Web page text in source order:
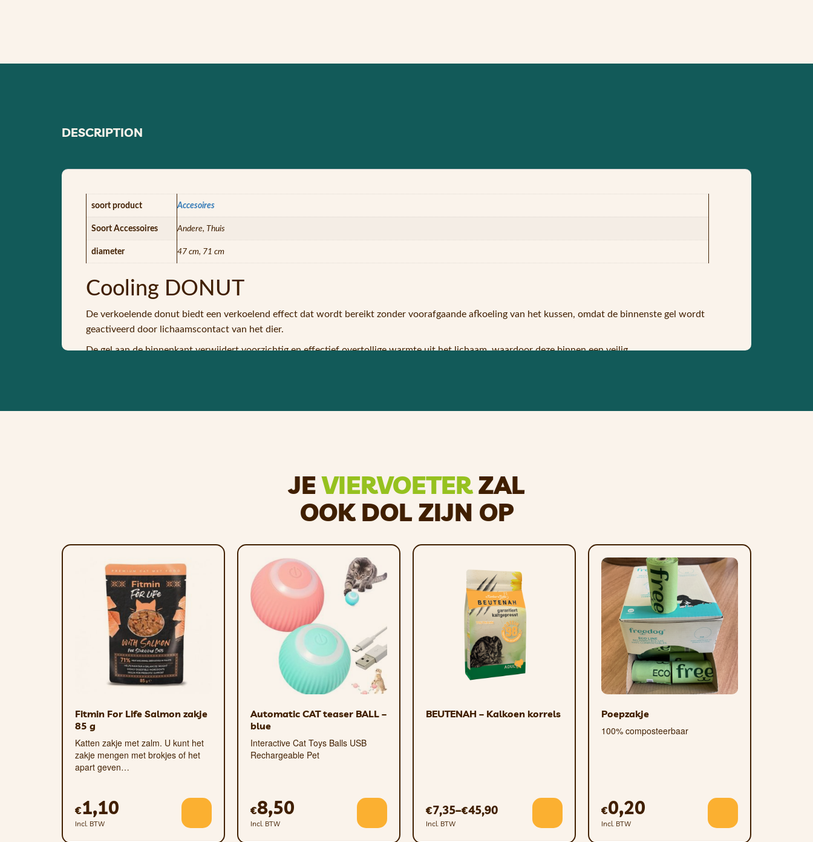
DESCRIPTION
soort product Accesoires
Soort Accessoires Andere, Thuis
diameter 47 cm, 71 cm
Cooling DONUT
De verkoelende donut biedt een verkoelend effect dat wordt bereikt zonder voorafgaande afkoeling van het kussen, omdat de binnenste gel wordt
geactiveerd door lichaamscontact van het dier.
De gel aan de binnenkant verwijdert voorzichtig en effectief overtollige warmte uit het lichaam, waardoor deze binnen een veilig
Indien nodig kan het kussen worden gereinigd met een vochtige doek. Verkrijgbaar in verschillende maten.
Extra duurzame stiksels
Gewatteerd
Waterbestendig
Eco
voor honden en katten
JEVIERVOETERZAL
OOK DOL ZIJN OP
Fitmin For Life Salmon zakje
85 g
Katten zakje met zalm. U kunt het
zakje mengen met brokjes of het
apart geven…
€1,10
Incl. BTW
Automatic CAT teaser BALL –
blue
Interactive Cat Toys Balls USB
Rechargeable Pet
€8,50
Incl. BTW
BEUTENAH – Kalkoen korrels
€7,35–€45,90
Incl. BTW
Poepzakje
100% composteerbaar
€0,20
Incl. BTW